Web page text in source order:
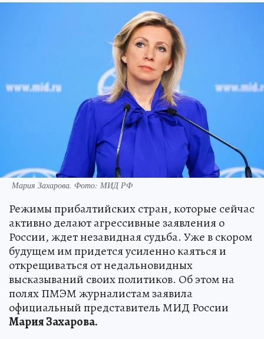
Мария Захарова. Фото: МИД РФ
Режимы прибалтийских стран, которые сейчас
активно делают агрессивные заявления о
России, ждет незавидная судьба. Уже в скором
будущем им придется усиленно каяться и
открещиваться от недальновидных
высказываний своих политиков. Об этом на
полях ПМЭМ журналистам заявила
официальный представитель МИД России
Мария Захарова.